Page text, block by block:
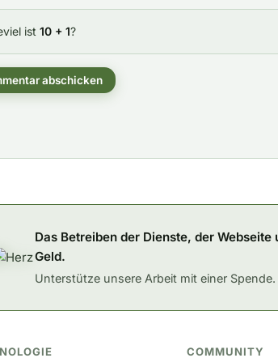
ist 10 + 1?
abschicken
Das Betreiben der Dienste, der
Geld.
Unterstütze unsere Arbeit mit einer Spende.
COMMUNITY